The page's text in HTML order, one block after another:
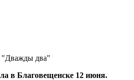
два"
в Благовещенске 12 июня.